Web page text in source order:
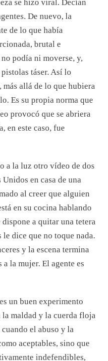
se hizo viral. Decían
De nuevo, la
de lo que había
brutal e
podía ni moverse, y,
táser. Así lo
allá de lo que hubiera
Es su propia norma que
provocó que se abriera
en este caso, fue
a la luz otro vídeo de dos
en casa de una
al creer que alguien
en su cocina hablando
a quitar una tetera
dice que no toque nada.
y la escena termina
la mujer. El agente es
un buen experimento
la maldad y la cuerda floja
el abuso y la
aceptables, sino que
indefendibles,